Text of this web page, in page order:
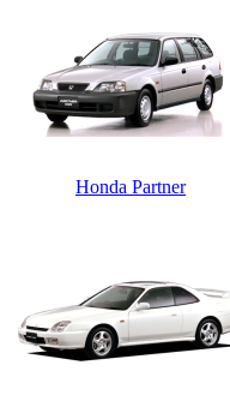
Honda Partner